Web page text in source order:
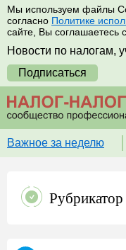
Мы используем файлы
согласно Политике
сайте, Вы соглашаетесь
Новости по налогам,
Подписаться
Важное за неделю
Рубрикатор